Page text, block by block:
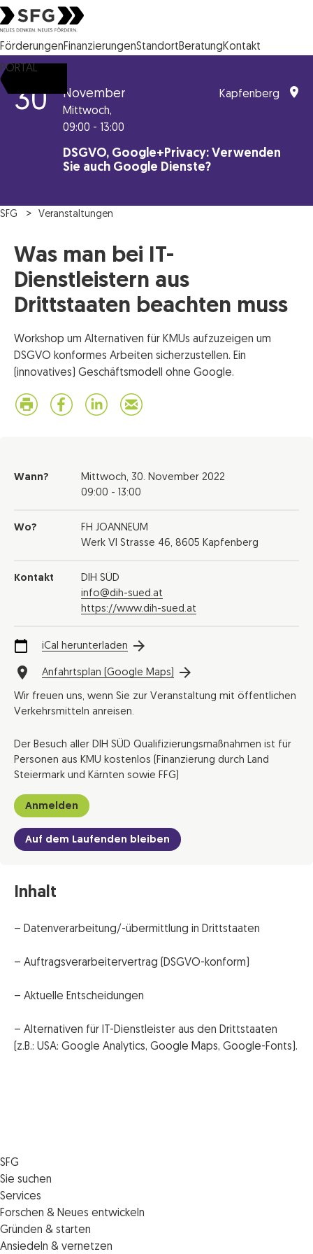
Steirische Wirtschaftsförderungsgesellschaft mbH SFG Logo
FörderungenFinanzierungenStandortBeratungKontakt
PORTAL
30 November
Mittwoch,
09:00 - 13:00
DSGVO, Google+Privacy: Verwenden
Sie auch Google Dienste?
Kapfenberg
SFG Veranstaltungen
Was man bei IT-
Dienstleistern aus
Drittstaaten beachten muss
Workshop um Alternativen für KMUs aufzuzeigen um
DSGVO konformes Arbeiten sicherzustellen. Ein
(innovatives) Geschäftsmodell ohne Google.
Wann? Mittwoch, 30. November 2022
09:00 - 13:00
Wo?
FH JOANNEUM
Werk VI Strasse 46, 8605 Kapfenberg
Kontakt
DIH SÜD
info@dih-sued.at
https://www.dih-sued.at
iCal herunterladen
Anfahrtsplan (Google Maps)
Wir freuen uns, wenn Sie zur Veranstaltung mit öffentlichen
Verkehrsmitteln anreisen.
Der Besuch aller DIH SÜD Qualifizierungsmaßnahmen ist für
Personen aus KMU kostenlos (Finanzierung durch Land
Steiermark und Kärnten sowie FFG)
Anmelden
Auf dem Laufenden bleiben
Inhalt
– Datenverarbeitung/-übermittlung in Drittstaaten
– Auftragsverarbeitervertrag (DSGVO-konform)
– Aktuelle Entscheidungen
– Alternativen für IT-Dienstleister aus den Drittstaaten
(z.B.: USA: Google Analytics, Google Maps, Google-Fonts).
SFG
Die SFG
Jobs
Medienservice
Informiert bleiben
Kontakt
Sie suchen
Förderungen
Finanzierungen
Standortentwicklung
Persönliche Beratung
Services
Veranstaltungen
News
IMPULS.ST
Forschen & Neues entwickeln
Standortcoaching
Terminbuchung Standortcoaching
Gründen & starten
Startupmark
Ansiedeln & vernetzen